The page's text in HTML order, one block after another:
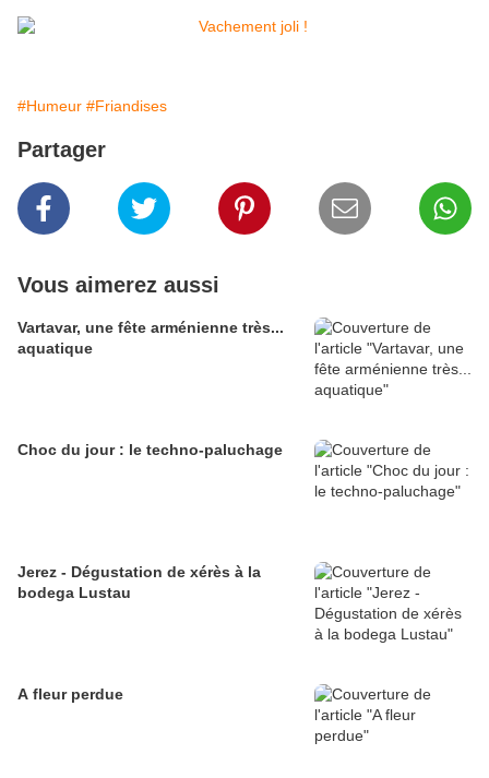
#Humeur #Friandises
Partager
Vous aimerez aussi
Vartavar, une fête arménienne très...
aquatique
Choc du jour : le techno-paluchage
Jerez - Dégustation de xérès à la
bodega Lustau
A fleur perdue